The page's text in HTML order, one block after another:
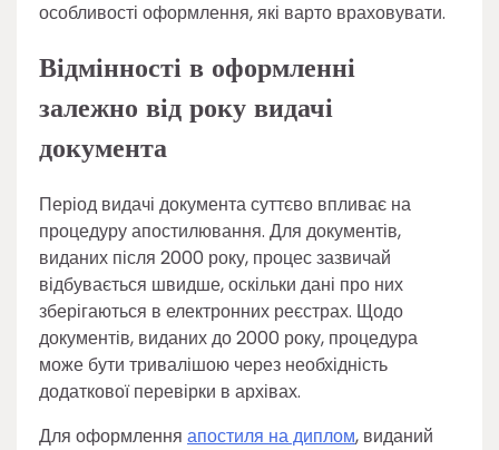
особливості оформлення, які варто враховувати.
Відмінності в оформленні
залежно від року видачі
документа
Період видачі документа суттєво впливає на
процедуру апостилювання. Для документів,
виданих після 2000 року, процес зазвичай
відбувається швидше, оскільки дані про них
зберігаються в електронних реєстрах. Щодо
документів, виданих до 2000 року, процедура
може бути тривалішою через необхідність
додаткової перевірки в архівах.
Для оформлення апостиля на диплом, виданий